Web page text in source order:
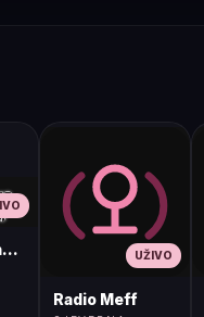
96.8 FM UŽIVO
Radio Meff